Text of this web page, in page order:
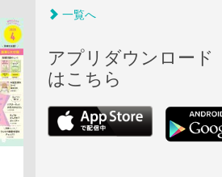
一覧へ
アプリダウンロード
はこちら